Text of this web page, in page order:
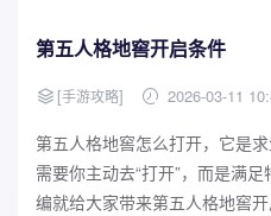
第五人格地窖开启条件
[手游攻略] 2026-03-11
第五人格地窖怎么打开，它是
需要你主动去“打开”，而是满
编就给大家带来第五人格地窖开